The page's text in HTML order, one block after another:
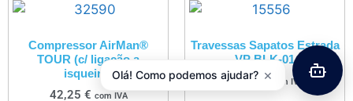
Compressor AirMan®
TOUR (c/ ligação a
isqueiro)
42,25 € com IVA
Travessas Sapatos Estrada
VP BLK-01
11,90 € com IVA
Olá! Como podemos ajudar? ×